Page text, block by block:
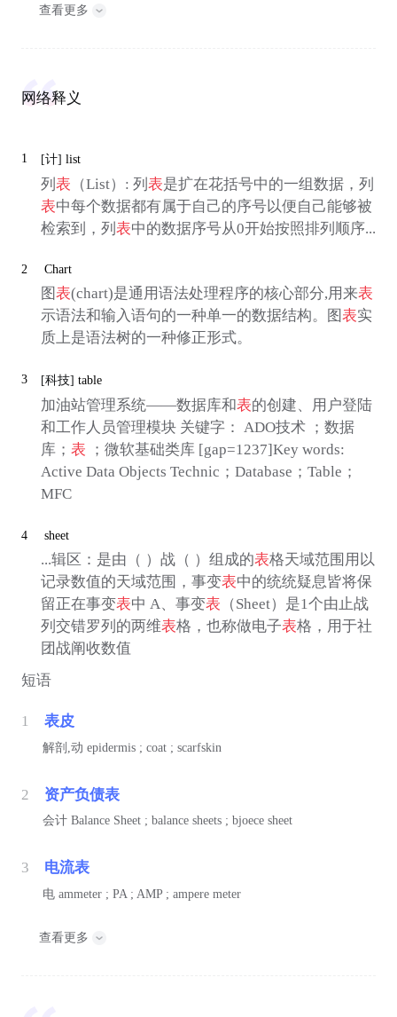
查看更多
网络释义
1 [计] list
列 表 （List）: 列 表是扩在花括号中的一组数据，列
表中每个数据都有属于自己的序号以便自己能够被
检索到，列 表中的数据序号从0开始按照排列顺序...
2 Chart
图 表(chart)是通用语法处理程序的核心部分,用来表
示语法和输入语句的一种单一的数据结构。图 表实
质上是语法树的一种修正形式。
3 [科技] table
加油站管理系统——数据库和表的创建、用户登陆
和工作人员管理模块 关键字： ADO技术 ；数据
库； 表 ；微软基础类库 [gap=1237]Key words:
Active Data Objects Technic；Database；Table；
MFC
4 sheet
...辑区：是由（ ）战（ ）组成的表格天域范围用以
记录数值的天域范围，事变表中的统统疑息皆将保
留正在事变表中 A、事变表 （Sheet）是1个由止战
列交错罗列的两维表格，也称做电子表格，用于社
团战阐收数值
短语
1 表皮
解剖,动 epidermis ; coat ; scarfskin
2 资产负债表
会计 Balance Sheet ; balance sheets ; bjoece sheet
3 电流表
电 ammeter ; PA ; AMP ; ampere meter
查看更多